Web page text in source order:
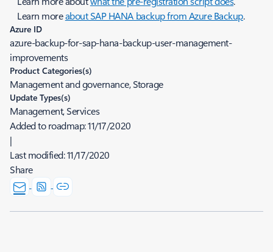
Learn moreabout SAP HANA backup from Azure Backup.
Azure ID
azure-backup-for-sap-hana-backup-user-management-
improvements
Product Categories(s)
Management and governance, Storage
Update Types(s)
Management, Services
Added to roadmap:11/17/2020
|
Last modified:11/17/2020
Share